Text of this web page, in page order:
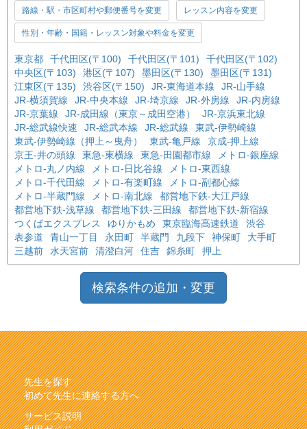
路線・駅・市区町村や郵便番号を変更 レッスン内容を変更
性別・年齢・国籍・レッスン対象や料金を変更
東京都 千代田区(〒100) 千代田区(〒101)
千代田区(〒102)
中央区(〒103)
港区(〒107) 墨田区(〒130)
墨田区(〒131)
江東区(〒135)
渋谷区(〒150) JR-東海道本線
JR-山手線
JR-横須賀線
JR-中央本線 JR-埼京線 JR-外房線
JR-内房線
JR-京葉線
JR-成田線（東京～成田空港）
JR-京浜東北線
JR-総武線快速
JR-総武本線 JR-総武線
東武-伊勢崎線
東武-伊勢崎線（押上～曳舟）
東武-亀戸線
京成-押上線
京王-井の頭線
東急-東横線 東急-田園都市線
メトロ-銀座線
メトロ-丸ノ内線
メトロ-日比谷線
メトロ-東西線
メトロ-千代田線
メトロ-有楽町線
メトロ-副都心線
メトロ-半蔵門線
メトロ-南北線
都営地下鉄-大江戸線
都営地下鉄-浅草線
都営地下鉄-三田線
都営地下鉄-新宿線
つくばエクスプレス
ゆりかもめ 東京臨海高速鉄道
渋谷
表参道
青山一丁目 永田町 半蔵門 九段下 神保町
大手町
三越前
水天宮前 清澄白河 住吉 錦糸町 押上
検索条件の追加・変更
先生を探す
初めて先生に連絡する方へ
サービス説明